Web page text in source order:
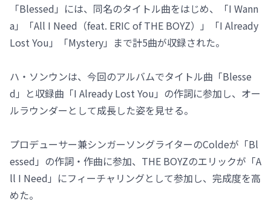
「Blessed」には、同名のタイトル曲をはじめ、「I Wann
a」「All I Need（feat. ERIC of THE BOYZ）」「I Already
Lost You」「Mystery」まで計5曲が収録された。
ハ・ソンウンは、今回のアルバムでタイトル曲「Blesse
d」と収録曲「I Already Lost You」の作詞に参加し、オー
ルラウンダーとして成長した姿を見せる。
プロデューサー兼シンガーソングライターのColdeが「Bl
essed」の作詞・作曲に参加、THE BOYZのエリックが「A
ll I Need」にフィーチャリングとして参加し、完成度を高
めた。